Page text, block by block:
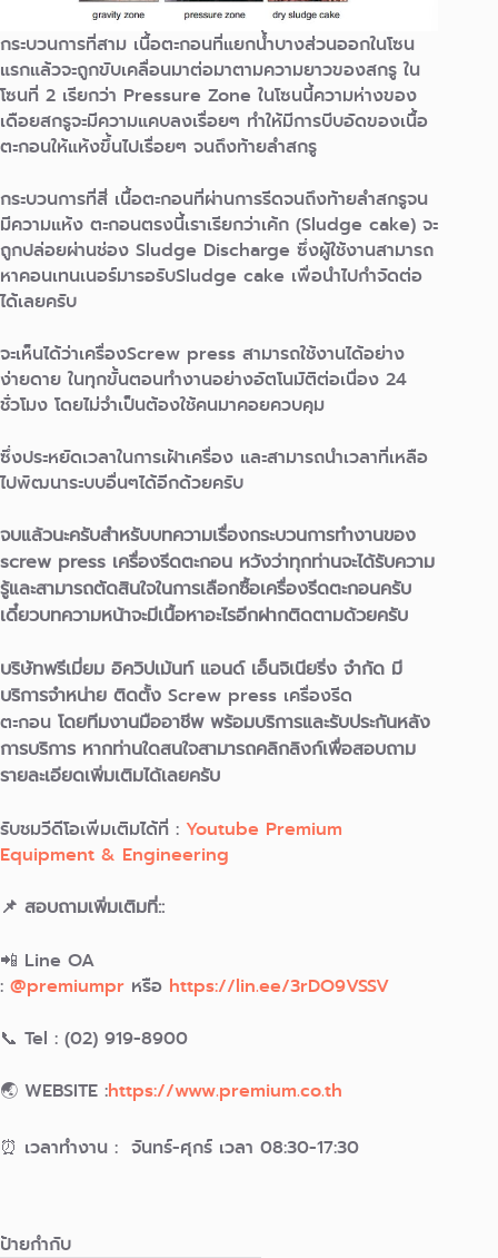
กระบวนการที่สาม เนื้อตะกอนที่แยกนํ้าบางส่วนออกในโซน
แรกแล้วจะถูกขับเคลื่อนมาต่อมาตามความยาวของสกรู ใน
โซนที่ 2 เรียกว่า Pressure Zone ในโซนนี้ความห่างของ
เดือยสกรูจะมีความแคบลงเรื่อยๆ ทำให้มีการบีบอัดของเนื้อ
ตะกอนให้แห้งขึ้นไปเรื่อยๆ จนถึงท้ายลำสกรู
กระบวนการที่สี่ เนื้อตะกอนที่ผ่านการรีดจนถึงท้ายลำสกรูจน
มีความแห้ง ตะกอนตรงนี้เราเรียกว่าเค้ก (Sludge cake) จะ
ถูกปล่อยผ่านช่อง Sludge Discharge ซึ่งผู้ใช้งานสามารถ
หาคอนเทนเนอร์มารอรับSludge cake เพื่อนำไปกำจัดต่อ
ได้เลยครับ
จะเห็นได้ว่าเครื่องScrew press สามารถใช้งานได้อย่าง
ง่ายดาย ในทุกขั้นตอนทำงานอย่างอัตโนมัติต่อเนื่อง 24
ชั่วโมง โดยไม่จำเป็นต้องใช้คนมาคอยควบคุม
ซึ่งประหยัดเวลาในการเฝ้าเครื่อง และสามารถนำเวลาที่เหลือ
ไปพัฒนาระบบอื่นๆได้อีกด้วยครับ
จบแล้วนะครับสำหรับบทความเรื่องกระบวนการทำงานของ
screw press เครื่องรีดตะกอน หวังว่าทุกท่านจะได้รับความ
รู้และสามารถตัดสินใจในการเลือกซื้อเครื่องรีดตะกอนครับ
เดี๋ยวบทความหน้าจะมีเนื้อหาอะไรอีกฝากติดตามด้วยครับ
บริษัทพรีเมี่ยม อิควิปเม้นท์ แอนด์ เอ็นจิเนียริ่ง จำกัด มี
บริการจำหน่าย ติดตั้ง Screw press เครื่องรีด
ตะกอน โดยทีมงานมืออาชีพ พร้อมบริการและรับประกันหลัง
การบริการ หากท่านใดสนใจสามารถคลิกลิงก์เพื่อสอบถาม
รายละเอียดเพิ่มเติมได้เลยครับ
รับชมวีดีโอเพิ่มเติมได้ที่ : Youtube Premium
Equipment & Engineering
📌 สอบถามเพิ่มเติมที่::
📲 Line OA
: @premiumpr หรือ https://lin.ee/3rDO9VSSV
📞 Tel : (02) 919-8900
🌏 WEBSITE :https://www.premium.co.th
⏰ เวลาทำงาน : จันทร์-ศุกร์ เวลา 08:30-17:30
ป้ายกำกับ